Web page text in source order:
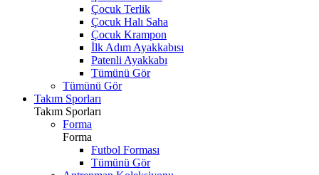
Çocuk Terlik
Çocuk Halı Saha
Çocuk Krampon
İlk Adım Ayakkabısı
Patenli Ayakkabı
Tümünü Gör
Tümünü Gör
Takım Sporları
Takım Sporları
Forma
Forma
Futbol Forması
Tümünü Gör